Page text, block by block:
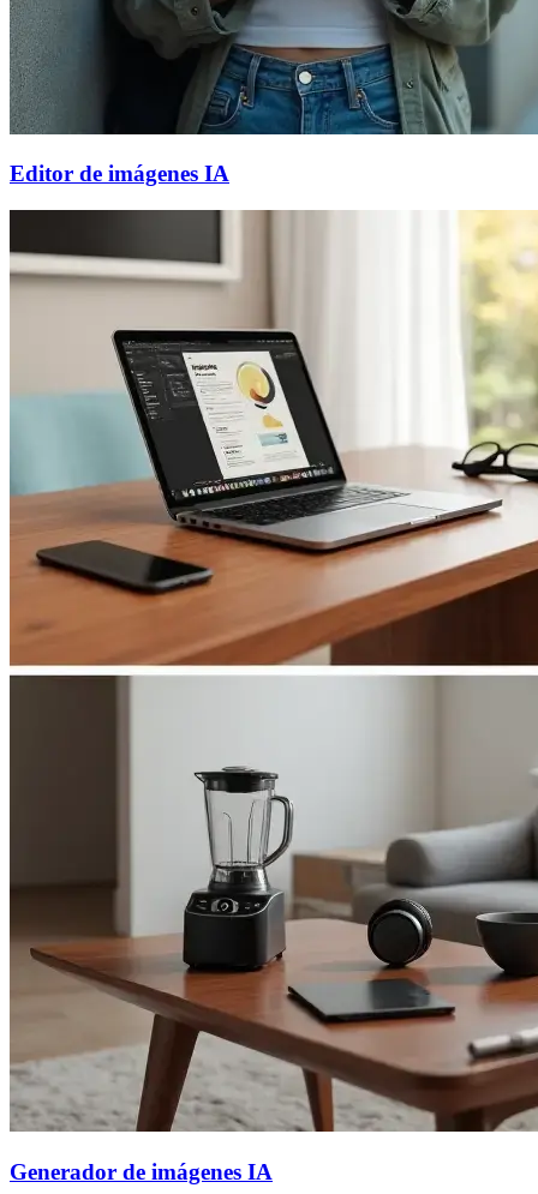
Editor de imágenes IA
Generador de imágenes IA